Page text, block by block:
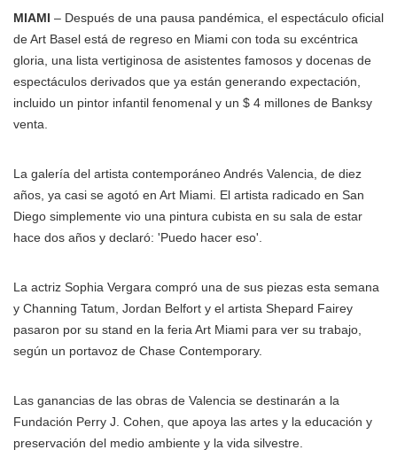
MIAMI – Después de una pausa pandémica, el espectáculo oficial
de Art Basel está de regreso en Miami con toda su excéntrica
gloria, una lista vertiginosa de asistentes famosos y docenas de
espectáculos derivados que ya están generando expectación,
incluido un pintor infantil fenomenal y un $ 4 millones de Banksy
venta.
La galería del artista contemporáneo Andrés Valencia, de diez
años, ya casi se agotó en Art Miami. El artista radicado en San
Diego simplemente vio una pintura cubista en su sala de estar
hace dos años y declaró: 'Puedo hacer eso'.
La actriz Sophia Vergara compró una de sus piezas esta semana
y Channing Tatum, Jordan Belfort y el artista Shepard Fairey
pasaron por su stand en la feria Art Miami para ver su trabajo,
según un portavoz de Chase Contemporary.
Las ganancias de las obras de Valencia se destinarán a la
Fundación Perry J. Cohen, que apoya las artes y la educación y
preservación del medio ambiente y la vida silvestre.